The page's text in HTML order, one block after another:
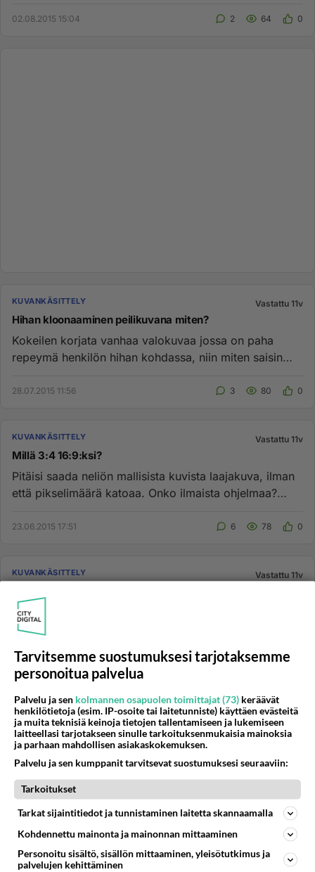
02.08.2015 15:04 2 64 0
KUVANKÄSITTELY Vastattu 11v
Hihan kloonaaminen peilikuvana miten?
Kokeilen korjata vanhaa valokuvaa jossa on paha
repeymä henkilön hihan kohdassa, niin miten saisin
28.07.2015 11:56 3 80 0
KUVANKÄSITTELY Vastattu 11v
Millä 3:4 16:9:ksi?
Pitäisi saada neliön mallisista kuvista laajakuva, ilman
että pikselimäärä katoaa. Onko ilmaista ohjelmaa?
23.06.2015 17:51 6 78 0
KUVANKÄSITTELY Vastattu 11v
Minun pitäisi tallentaa syvätyn kuvan (kuva ilman
taustaa) jossain toisessa tiedostomuodossa kuin png.
27.03.2015 05:43 3 277
KUVANKÄSITTELY Vastattu 11v
Helppo! ilmainen kuvankäsittelyohjelma!?APUA!
Auttakee nyt!! Picasa 3 ja paint on tutut, mut paint ei
riitä ja piacasa liian sekava. Pitäs pystyä vaan kuvia
leikaamaa...
28.06.2015 18:18 1 84 0
LINKKI BANNERIIN???
Tarvitsemme suostumuksesi tarjotaksemme
personoitua palvelua
Palvelu ja sen kolmannen osapuolen toimittajat (73) keräävät
henkilötietoja (esim. IP-osoite tai laitetunniste) käyttäen evästeitä
ja muita teknisiä keinoja tietojen tallentamiseen ja lukemiseen
laitteellasi tarjotakseen sinulle tarkoituksenmukaisia mainoksia
ja parhaan mahdollisen asiakaskokemuksen.
Palvelu ja sen kumppanit tarvitsevat suostumuksesi seuraaviin:
Tarkoitukset
Tarkat sijaintitiedot ja tunnistaminen laitetta skannaamalla
Kohdennettu mainonta ja mainonnan mittaaminen
Personoitu sisältö, sisällön mittaaminen, yleisötutkimus ja
palvelujen kehittäminen